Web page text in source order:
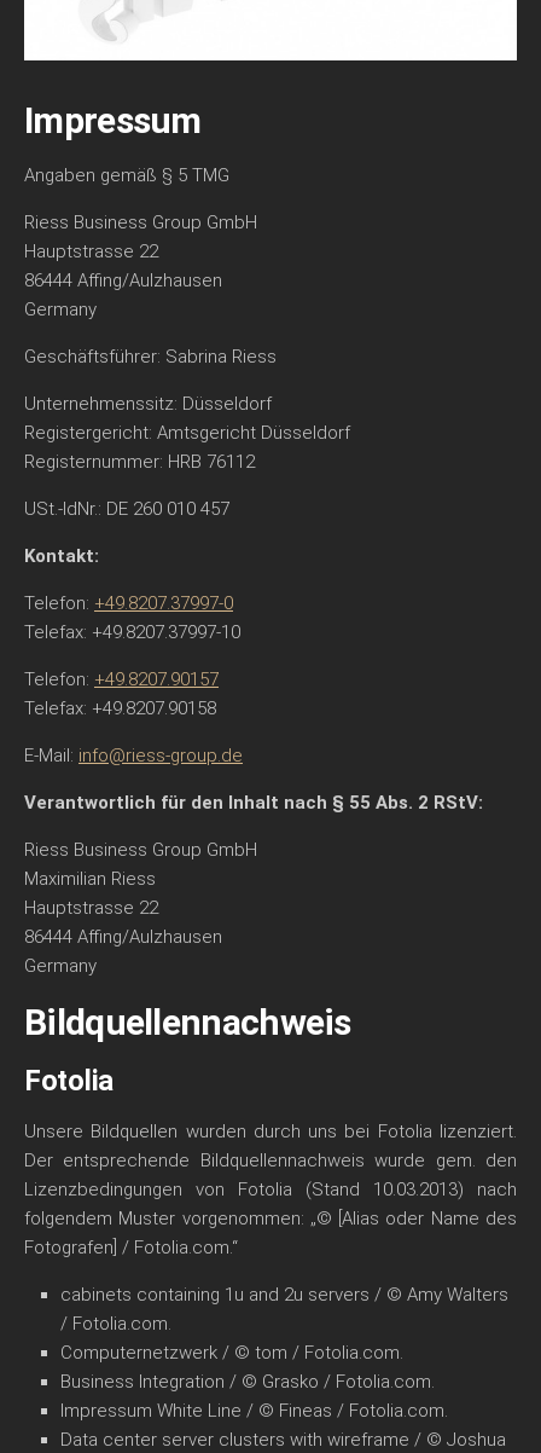
Impressum
Angaben gemäß § 5 TMG
Riess Business Group GmbH
Hauptstrasse 22
86444 Affing/Aulzhausen
Germany
Geschäftsführer: Sabrina Riess
Unternehmenssitz: Düsseldorf
Registergericht: Amtsgericht Düsseldorf
Registernummer: HRB 76112
USt.-IdNr.: DE 260 010 457
Kontakt:
Telefon: +49.8207.37997-0
Telefax: +49.8207.37997-10
Telefon: +49.8207.90157
Telefax: +49.8207.90158
E-Mail: info@riess-group.de
Verantwortlich für den Inhalt nach § 55 Abs. 2 RStV:
Riess Business Group GmbH
Maximilian Riess
Hauptstrasse 22
86444 Affing/Aulzhausen
Germany
Bildquellennachweis
Fotolia
Unsere Bildquellen wurden durch uns bei Fotolia lizenziert.
Der entsprechende Bildquellennachweis wurde gem. den
Lizenzbedingungen von Fotolia (Stand 10.03.2013) nach
folgendem Muster vorgenommen: „© [Alias oder Name des
Fotografen] / Fotolia.com.“
cabinets containing 1u and 2u servers / © Amy Walters
/ Fotolia.com.
Computernetzwerk / © tom / Fotolia.com.
Business Integration / © Grasko / Fotolia.com.
Impressum White Line / © Fineas / Fotolia.com.
Data center server clusters with wireframe / © Joshua